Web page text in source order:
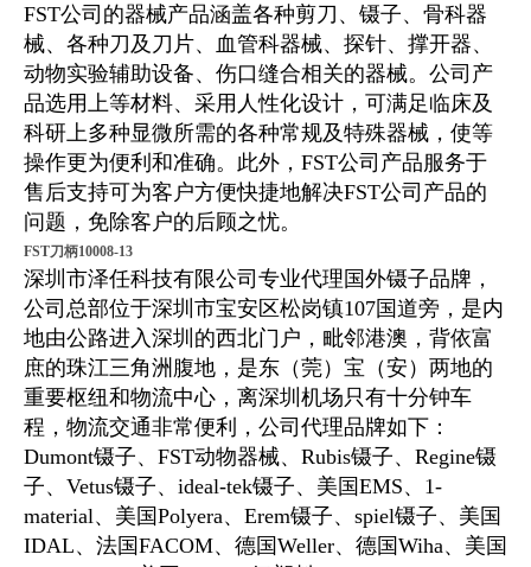
FST公司的器械产品涵盖各种剪刀、镊子、骨科器
械、各种刀及刀片、血管科器械、探针、撑开器、
动物实验辅助设备、伤口缝合相关的器械。公司产
品选用 上等材料、采用人性化设计，可满足临床及
科研上多种显微所需的各种常规及特殊器械，使等
操作更为便利和准确。此外，FST公司产品服务于
售后支持可为客户方便快捷地解决FST公司产品的
问题，免除客户的后顾之忧。
FST刀柄10008-13
深圳市泽任科技有限公司专业代理国外镊子品牌，
公司总部位于深圳市宝安区松岗镇107国道旁，是内
地由公路进入深圳的西北门户，毗邻港澳，背依富
庶的珠江三角洲腹地，是东（莞）宝（安）两地的
重要枢纽和物流中心，离深圳机场只有十分钟车
程，物流交通非常便利，公司代理品牌如下：
Dumont镊子、FST动物器械、Rubis镊子、 Regine镊
子、Vetus镊子、 ideal-tek镊子、美国EMS、1-
material、美国Polyera、Erem镊子、spiel镊子、美国
IDAL、法国FACOM、德国Weller、德国Wiha、美国